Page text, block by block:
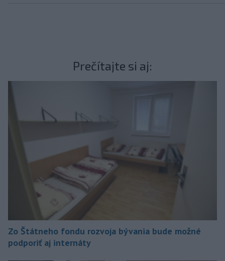
Prečítajte si aj:
Zo Štátneho fondu rozvoja bývania bude možné
podporiť aj internáty